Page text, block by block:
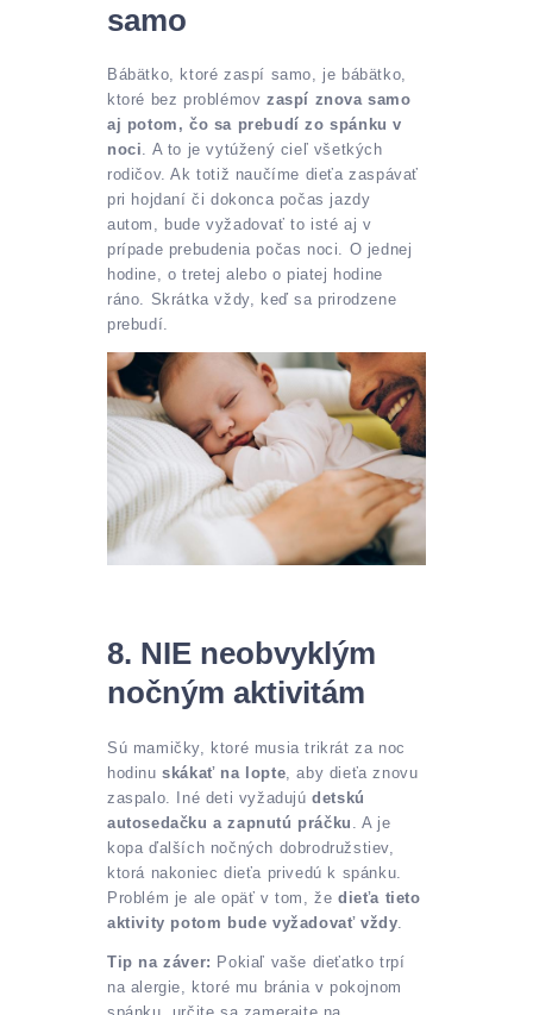
samo
Bábätko, ktoré zaspí samo, je bábätko,
ktoré bez problémov zaspí znova samo
aj potom, čo sa prebudí zo spánku v
noci . A to je vytúžený cieľ všetkých
rodičov. Ak totiž naučíme dieťa zaspávať
pri hojdaní či dokonca počas jazdy
autom, bude vyžadovať to isté aj v
prípade prebudenia počas noci. O jednej
hodine, o tretej alebo o piatej hodine
ráno. Skrátka vždy, keď sa prirodzene
prebudí.
8. NIE neobvyklým
nočným aktivitám
Sú mamičky, ktoré musia trikrát za noc
hodinuskákať na lopte , aby dieťa znovu
zaspalo. Iné deti vyžadujúdetskú
autosedačku a zapnutú práčku
. A je
kopa ďalších nočných dobrodružstiev,
ktorá nakoniec dieťa privedú k spánku.
Problém je ale opäť v tom, žedieťa tieto
aktivity potom bude vyžadovať vždy
Tip na záver: Pokiaľ vaše dieťatko trpí
na alergie, ktoré mu bránia v pokojnom